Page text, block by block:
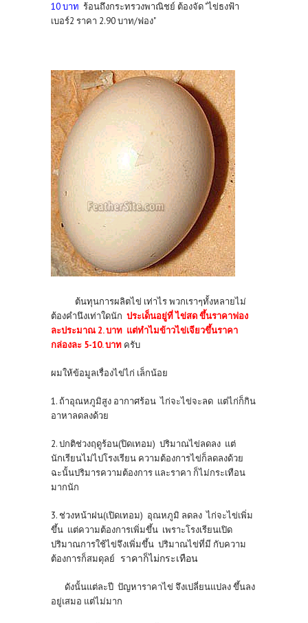
10 บาท ร้อนถึงกระทรวงพาณิชย์ ต้องจัด "ไข่ธงฟ้า
เบอร์2 ราคา 2.90 บาท/ฟอง"
ต้นทุนการผลิตไข่ เท่าไร พวกเราๆทั้งหลายไม่
ต้องคำนึงเท่าใดนัก ประเด็นอยู่ที่ ไข่สด ขึ้นราคาฟอง
ละประมาณ 2. บาท แต่ทำไมข้าวไข่เจียวขึ้นราคา
กล่องละ 5-10. บาท ครับ
ผมให้ข้อมูลเรื่องไข่ไก่ เล็กน้อย
1. ถ้าอุณหภูมิสูง อากาศร้อน ไก่จะไข่จะลด แต่ไก่ก็กิน
อาหาลดลงด้วย
2. ปกติช่วงฤดูร้อน(ปิดเทอม) ปริมาณไข่ลดลง แต่
นักเรียนไม่ไปโรงเรียน ความต้องการไข่ก็ลดลงด้วย
ฉะนั้นปริมารความต้องการ และราคา ก็ไม่กระเทือน
มากนัก
3. ช่วงหน้าฝน(เปิดเทอม) อุณหภูมิ ลดลง ไก่จะไข่เพิ่ม
ขึ้น แต่ความต้องการเพิ่มขึ้น เพราะโรงเรียนเปิด
ปริมาณการใช้ไข่จึงเพิ่มขึ้น ปริมาณไข่ที่มี กับความ
ต้องการก็สมดุลย์ ราคาก็ไม่กระเทือน
ดังนั้นแต่ละปี ปัญหาราคาไข่ จึงเปลี่ยนแปลง ขึ้นลง
อยู่เสมอ แต่ไม่มาก